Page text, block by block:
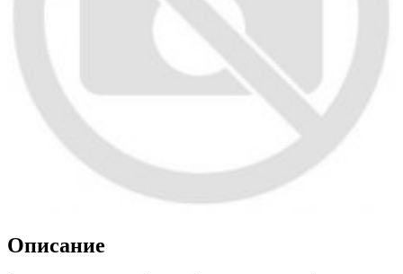
Описание